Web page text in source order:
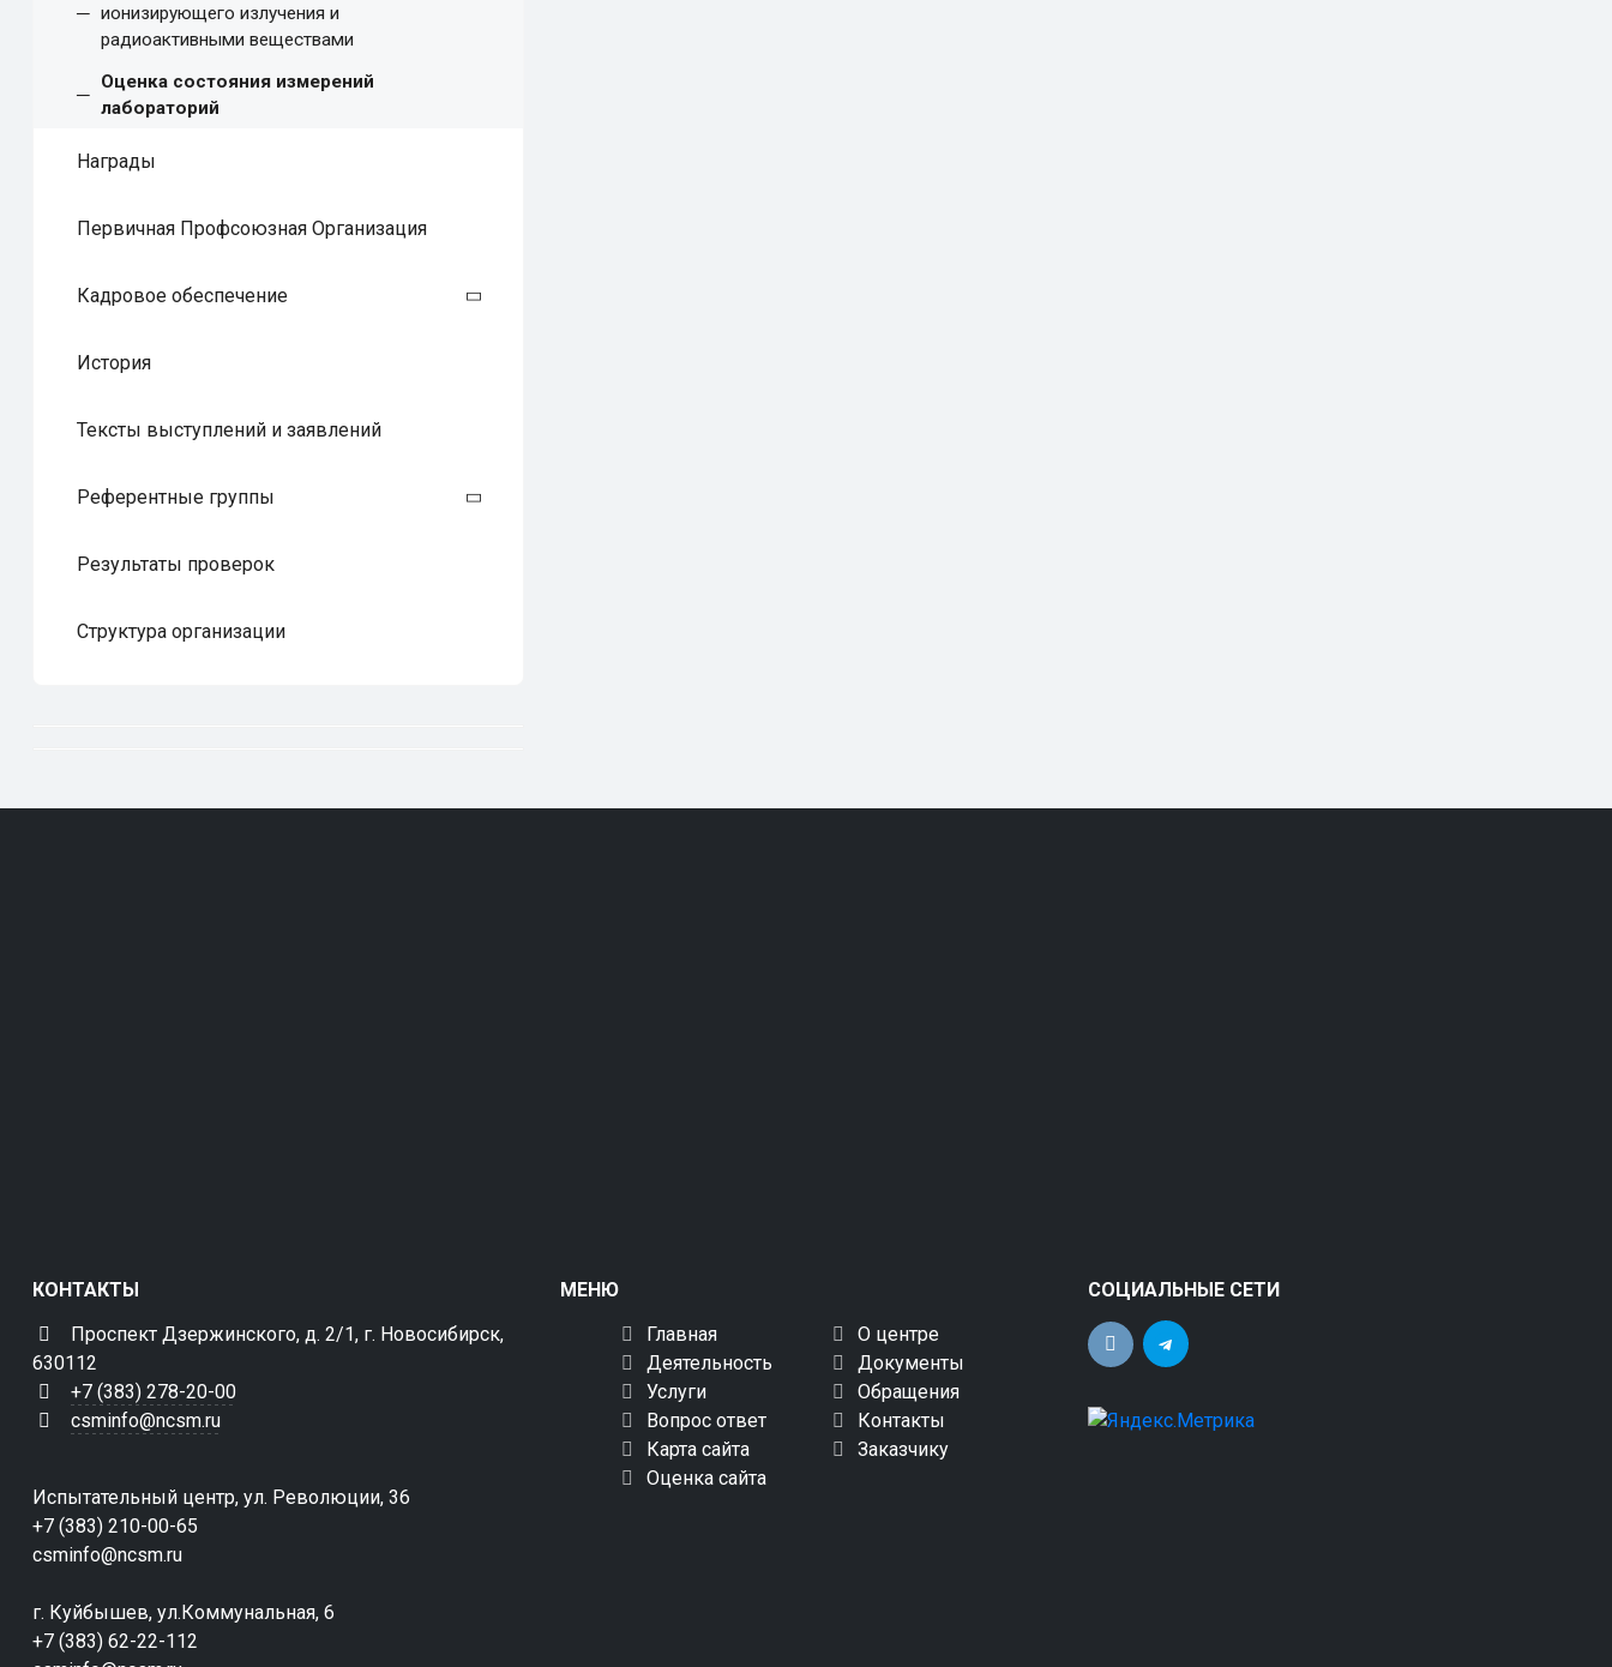
ионизирующего излучения и
радиоактивными веществами
Оценка состояния измерений
лабораторий
Награды
Первичная Профсоюзная Организация
Кадровое обеспечение
История
Тексты выступлений и заявлений
Референтные группы
Результаты проверок
Структура организации
КОНТАКТЫ
Проспект Дзержинского, д. 2/1, г. Новосибирск,
630112
+7 (383) 278-20-00
csminfo@ncsm.ru
Испытательный центр, ул. Революции, 36
+7 (383) 210-00-65
csminfo@ncsm.ru
г. Куйбышев, ул.Коммунальная, 6
+7 (383) 62-22-112
МЕНЮ
Главная
О центре
Деятельность
Документы
Услуги
Обращения
Вопрос ответ
Контакты
Карта сайта
Заказчику
Оценка сайта
СОЦИАЛЬНЫЕ СЕТИ